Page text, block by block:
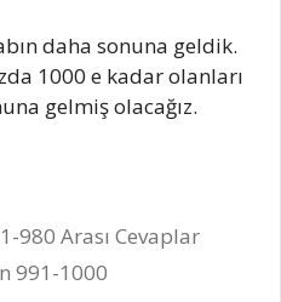
daha sonuna geldik.
1000 e kadar olanları
gelmiş olacağız.
980 Arası Cevaplar
991-1000